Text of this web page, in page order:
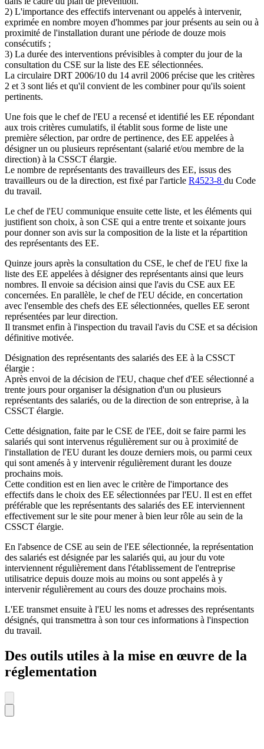
2) L'importance des effectifs intervenant ou appelés à intervenir,
exprimée en nombre moyen d'hommes par jour présents au sein ou à
proximité de l'installation durant une période de douze mois
consécutifs ;
3) La durée des interventions prévisibles à compter du jour de la
consultation du CSE sur la liste des EE sélectionnées.
La circulaire DRT 2006/10 du 14 avril 2006 précise que les critères
2 et 3 sont liés et qu'il convient de les combiner pour qu'ils soient
pertinents.
Une fois que le chef de l'EU a recensé et identifié les EE répondant
aux trois critères cumulatifs, il établit sous forme de liste une
première sélection, par ordre de pertinence, des EE appelées à
désigner un ou plusieurs représentant (salarié et/ou membre de la
direction) à la CSSCT élargie.
Le nombre de représentants des travailleurs des EE, issus des
travailleurs ou de la direction, est fixé par l'article R4523-8 du Code
du travail.
Le chef de l'EU communique ensuite cette liste, et les éléments qui
justifient son choix, à son CSE qui a entre trente et soixante jours
pour donner son avis sur la composition de la liste et la répartition
des représentants des EE.
Quinze jours après la consultation du CSE, le chef de l'EU fixe la
liste des EE appelées à désigner des représentants ainsi que leurs
nombres. Il envoie sa décision ainsi que l'avis du CSE aux EE
concernées. En parallèle, le chef de l'EU décide, en concertation
avec l'ensemble des chefs des EE sélectionnées, quelles EE seront
représentées par leur direction.
Il transmet enfin à l'inspection du travail l'avis du CSE et sa décision
définitive motivée.
Désignation des représentants des salariés des EE à la CSSCT
élargie :
Après envoi de la décision de l'EU, chaque chef d'EE sélectionné a
trente jours pour organiser la désignation d'un ou plusieurs
représentants des salariés, ou de la direction de son entreprise, à la
CSSCT élargie.
Cette désignation, faite par le CSE de l'EE, doit se faire parmi les
salariés qui sont intervenus régulièrement sur ou à proximité de
l'installation de l'EU durant les douze derniers mois, ou parmi ceux
qui sont amenés à y intervenir régulièrement durant les douze
prochains mois.
Cette condition est en lien avec le critère de l'importance des
effectifs dans le choix des EE sélectionnées par l'EU. Il est en effet
préférable que les représentants des salariés des EE interviennent
effectivement sur le site pour mener à bien leur rôle au sein de la
CSSCT élargie.
En l'absence de CSE au sein de l'EE sélectionnée, la représentation
des salariés est désignée par les salariés qui, au jour du vote
interviennent régulièrement dans l'établissement de l'entreprise
utilisatrice depuis douze mois au moins ou sont appelés à y
intervenir régulièrement au cours des douze prochains mois.
L'EE transmet ensuite à l'EU les noms et adresses des représentants
désignés, qui transmettra à son tour ces informations à l'inspection
du travail.
Des outils utiles à la mise en œuvre de la
réglementation